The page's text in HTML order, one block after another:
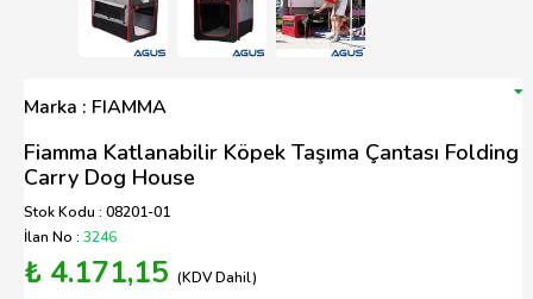
Marka : FIAMMA
Fiamma Katlanabilir Köpek Taşıma Çantası Folding
Carry Dog House
Stok Kodu : 08201-01
İlan No : 3246
₺ 4.171,15 (KDV Dahil)